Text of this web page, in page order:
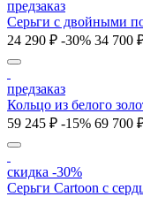
предзаказ
Серьги с двойными
24 290 ₽ -30% 34 700
предзаказ
Кольцо из белого
59 245 ₽ -15% 69 700
скидка -30%
Серьги Cartoon c